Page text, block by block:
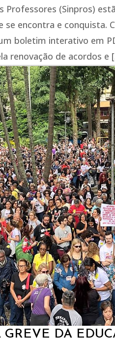
Professores (Sinpros)
se encontra e conquista.
boletim interativo em
renovação de acordos e
DA